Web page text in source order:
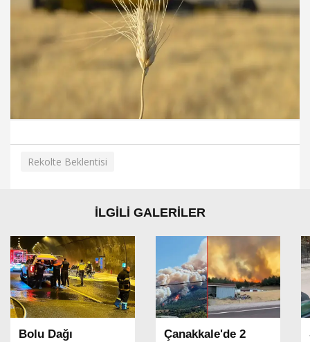
Rekolte Beklentisi
İLGİLİ GALERİLER
Bolu Dağı
Çanakkale'de 2